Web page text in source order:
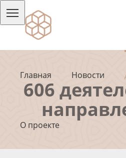
Главная Новости
О проекте
606